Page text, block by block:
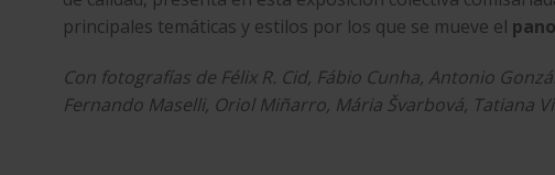
principales temáticas y estilos por los que se mueve el
Con fotografías de Félix R. Cid, Fábio Cunha, Antonio
Fernando Maselli, Oriol Miñarro, Mária Švarbová, Tatiana